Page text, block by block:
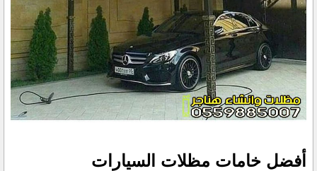
أفضل خامات مظلات السيارات